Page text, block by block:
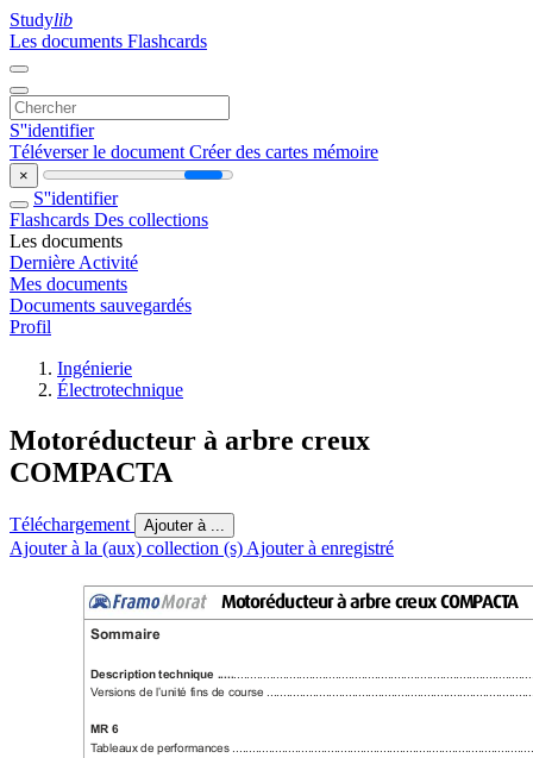
Studylib
Les documents Flashcards
S''identifier
Téléverser le document Créer des cartes mémoire
×
S''identifier
Flashcards Des collections
Les documents
Dernière Activité
Mes documents
Documents sauvegardés
Profil
Ingénierie
Électrotechnique
Motoréducteur à arbre creux
COMPACTA
Téléchargement Ajouter à ...
Ajouter à la (aux) collection (s) Ajouter à enregistré
Motoréducteur à arbre creux COMPACTA
Sommaire
Description technique .....
Versions de l’unité fins de course
MR 6
Tableaux de performances